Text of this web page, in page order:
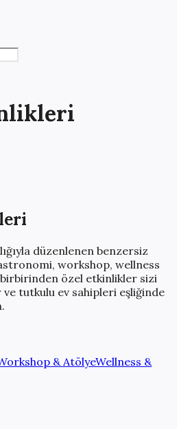
düzenlenen benzersiz
workshop, wellness
özel etkinlikler sizi
tutkulu ev sahipleri eşliğinde
& AtölyeWellness &